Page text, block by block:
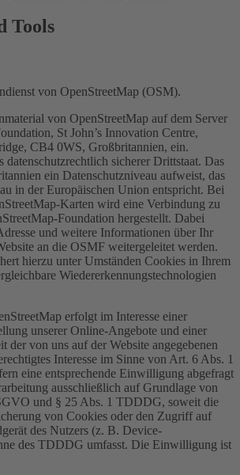
Tools
von OpenStreetMap (OSM).
von OpenStreetMap auf dem Server
St John’s Innovation Centre,
CB4 0WS, Großbritannien, ein.
datenschutzrechtlich sicherer Drittstaat. Das
ein Datenschutzniveau aufweist, das
in der Europäischen Union entspricht. Bei
Karten wird eine Verbindung zu
Foundation hergestellt. Dabei
und weitere Informationen über Ihr
an die OSMF weitergeleitet werden.
hierzu unter Umständen Cookies in Ihrem
Wiedererkennungstechnologien
erfolgt im Interesse einer
unserer Online-Angebote und einer
der von uns auf der Website angegebenen
Interesse im Sinne von Art. 6 Abs. 1
eine entsprechende Einwilligung abgefragt
ausschließlich auf Grundlage von
und § 25 Abs. 1 TDDDG, soweit die
von Cookies oder den Zugriff auf
des Nutzers (z. B. Device-
des TDDDG umfasst. Die Einwilligung ist